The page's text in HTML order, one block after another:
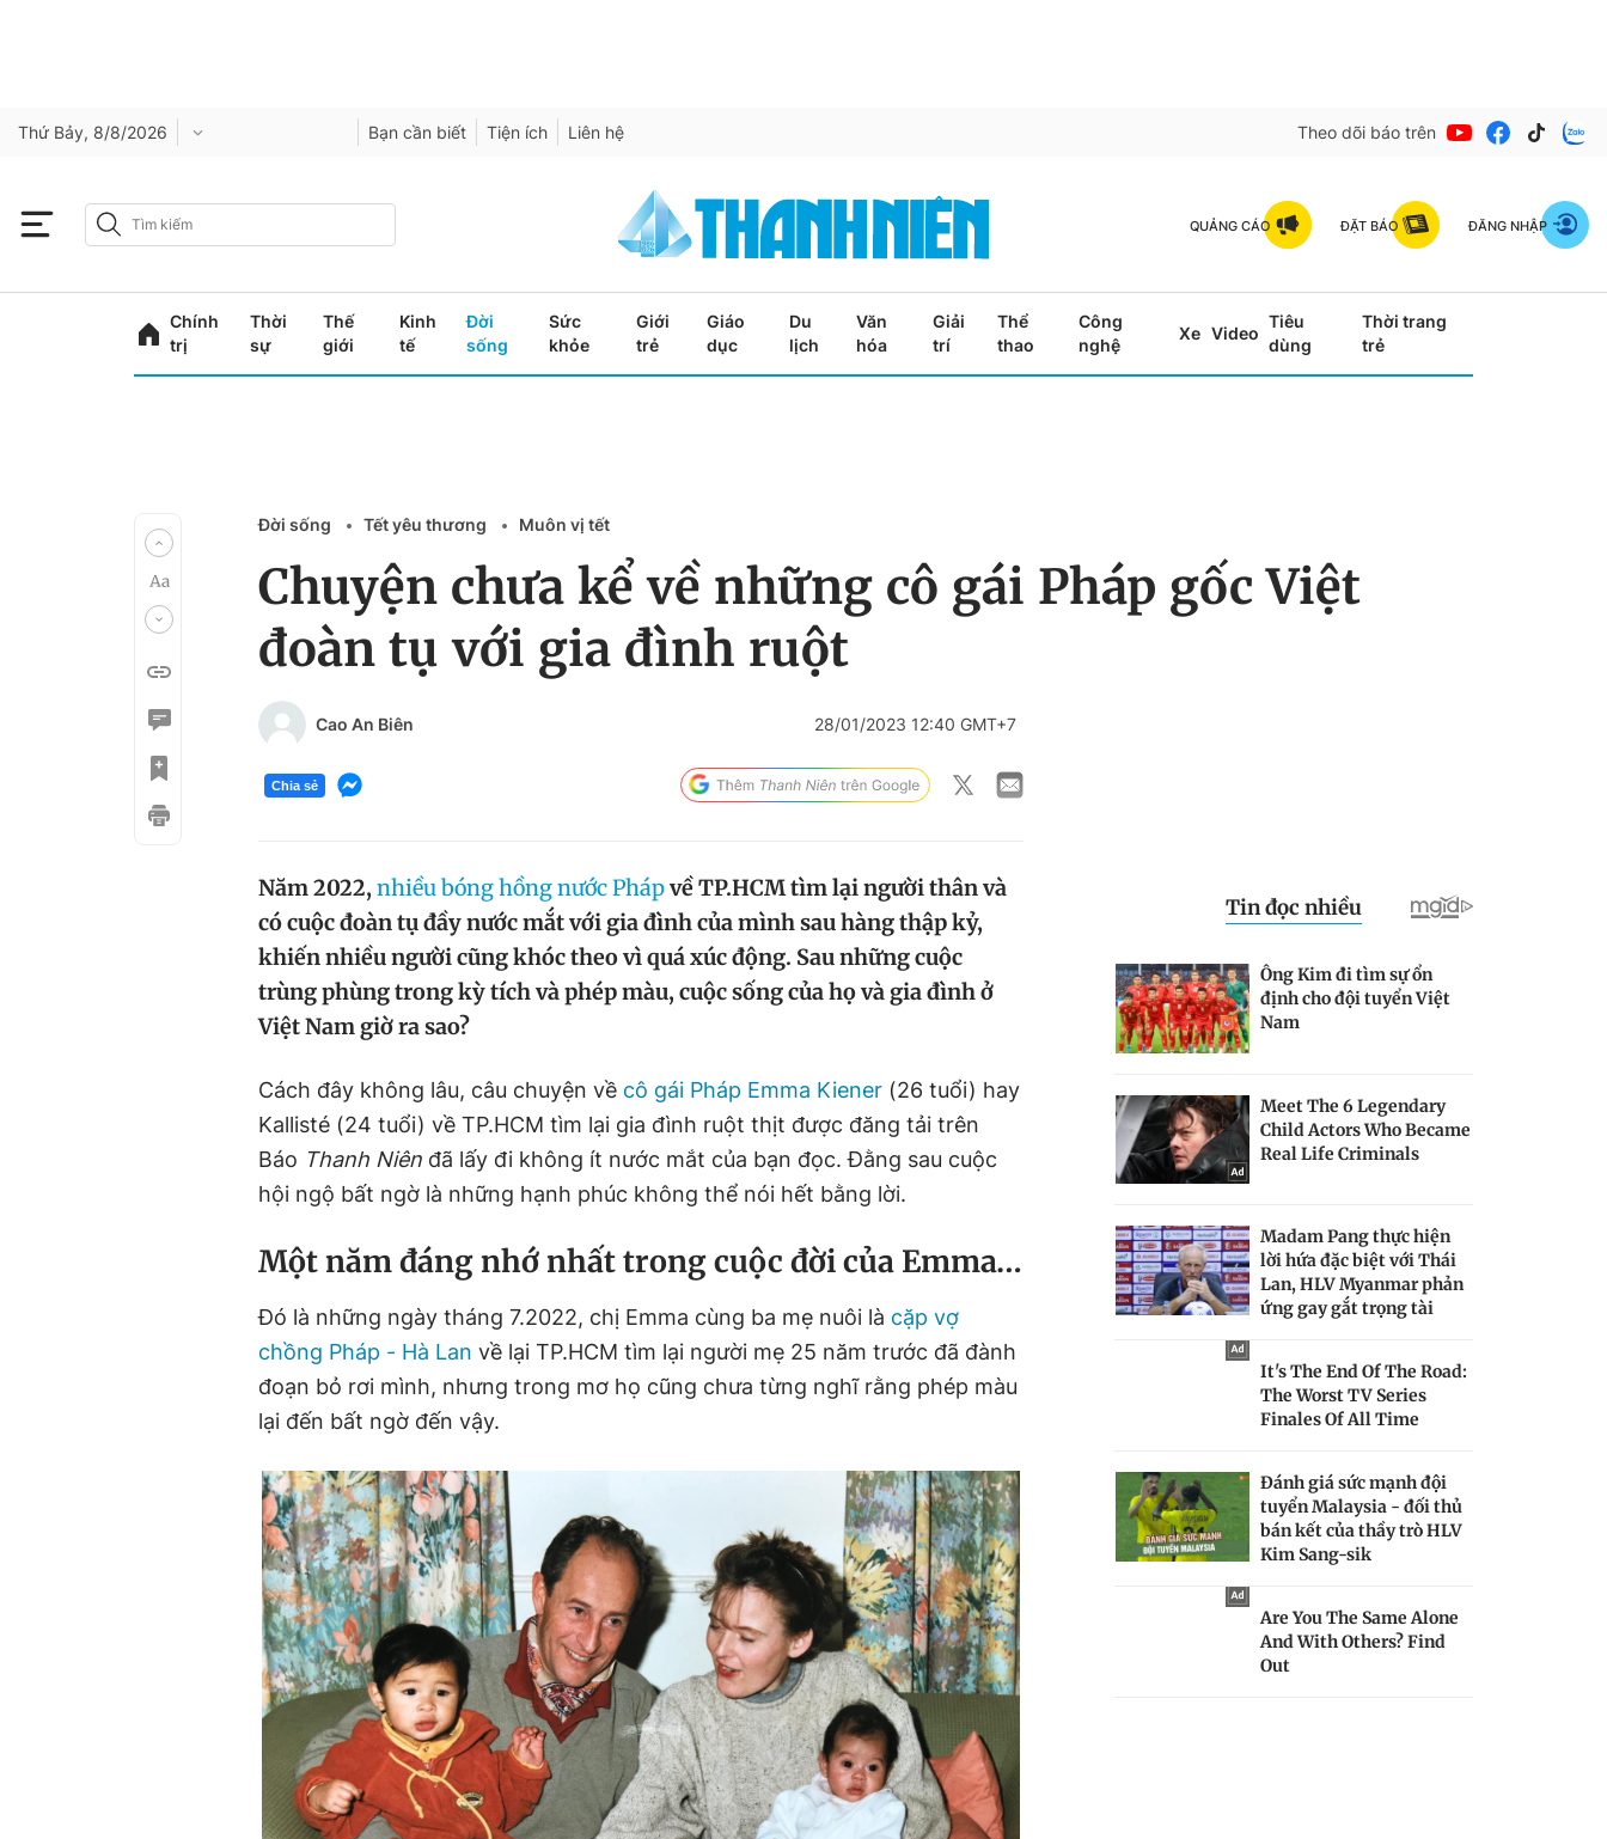
Thứ Bảy, 8/8/2026 Bạn cần biết Tiện ích Liên hệ Theo dõi báo trên
QUẢNG CÁO ĐẶT BÁO ĐĂNG NHẬP
Chính
trị
Thời
sự
Thế
giới
Kinh
tế
Đời
sống
Sức
khỏe
Giới
trẻ
Giáo
dục
Du
lịch
Văn
hóa
Giải
trí
Thể
thao
Công
nghệ
Xe Video
Tiêu
dùng
Thời trang
trẻ
Đời sống Tết yêu thương Muôn vị tết
Chuyện chưa kể về những cô gái Pháp gốc Việt
đoàn tụ với gia đình ruột
Cao An Biên 28/01/2023 12:40 GMT+7
Chia sẻ
Năm 2022, nhiều bóng hồng nước Phápvề TP.HCM tìm lại người thân và
có cuộc đoàn tụ đầy nước mắt với gia đình của mình sau hàng thập kỷ,
khiến nhiều người cũng khóc theo vì quá xúc động. Sau những cuộc
trùng phùng trong kỳ tích và phép màu, cuộc sống của họ và gia đình ở
Việt Nam giờ ra sao?
Cách đây không lâu, câu chuyện về cô gái Pháp Emma Kiener (26 tuổi) hay
Kallisté (24 tuổi) về TP.HCM tìm lại gia đình ruột thịt được đăng tải trên
Báo Thanh Niên đã lấy đi không ít nước mắt của bạn đọc. Đằng sau cuộc
hội ngộ bất ngờ là những hạnh phúc không thể nói hết bằng lời.
Một năm đáng nhớ nhất trong cuộc đời của Emma…
Đó là những ngày tháng 7.2022, chị Emma cùng ba mẹ nuôi là cặp vợ
chồng Pháp - Hà Lan về lại TP.HCM tìm lại người mẹ 25 năm trước đã đành
đoạn bỏ rơi mình, nhưng trong mơ họ cũng chưa từng nghĩ rằng phép màu
lại đến bất ngờ đến vậy.